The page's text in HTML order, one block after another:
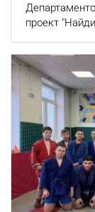
проект